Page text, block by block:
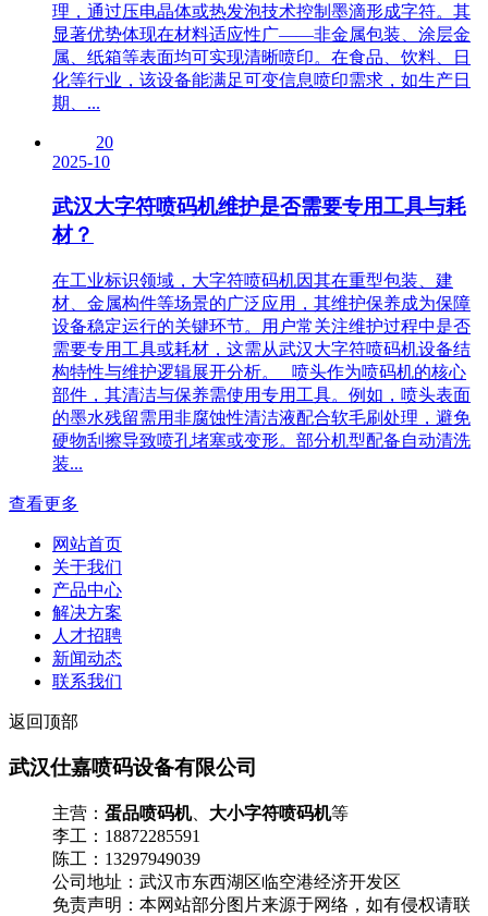
理，通过压电晶体或热发泡技术控制墨滴形成字符。其
显著优势体现在材料适应性广——非金属包装、涂层金
属、纸箱等表面均可实现清晰喷印。在食品、饮料、日
化等行业，该设备能满足可变信息喷印需求，如生产日
期、...
20
2025-10
武汉大字符喷码机维护是否需要专用工具与耗
材？
在工业标识领域，大字符喷码机因其在重型包装、建
材、金属构件等场景的广泛应用，其维护保养成为保障
设备稳定运行的关键环节。用户常关注维护过程中是否
需要专用工具或耗材，这需从武汉大字符喷码机设备结
构特性与维护逻辑展开分析。 喷头作为喷码机的核心
部件，其清洁与保养需使用专用工具。例如，喷头表面
的墨水残留需用非腐蚀性清洁液配合软毛刷处理，避免
硬物刮擦导致喷孔堵塞或变形。部分机型配备自动清洗
装...
查看更多
网站首页
关于我们
产品中心
解决方案
人才招聘
新闻动态
联系我们
返回顶部
武汉仕嘉喷码设备有限公司
主营： 蛋品喷码机、 大小字符喷码机等
李工：18872285591
陈工：13297949039
公司地址：武汉市东西湖区临空港经济开发区
免责声明：本网站部分图片来源于网络，如有侵权请联